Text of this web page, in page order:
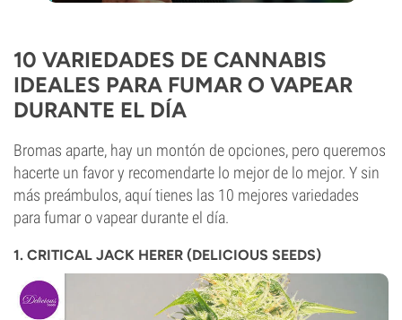
10 VARIEDADES DE CANNABIS
IDEALES PARA FUMAR O VAPEAR
DURANTE EL DÍA
Bromas aparte, hay un montón de opciones, pero queremos
hacerte un favor y recomendarte lo mejor de lo mejor. Y sin
más preámbulos, aquí tienes las 10 mejores variedades
para fumar o vapear durante el día.
1. CRITICAL JACK HERER (DELICIOUS SEEDS)